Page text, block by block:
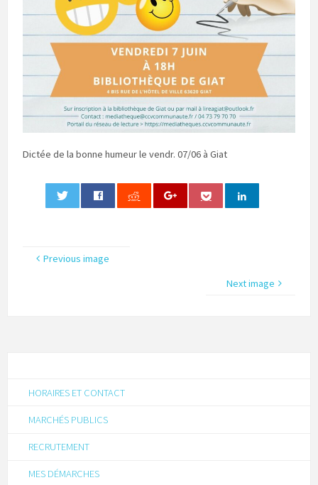
Dictée de la bonne humeur le vendr. 07/06 à Giat
Previous image
Next image
HORAIRES ET CONTACT
MARCHÉS PUBLICS
RECRUTEMENT
MES DÉMARCHES